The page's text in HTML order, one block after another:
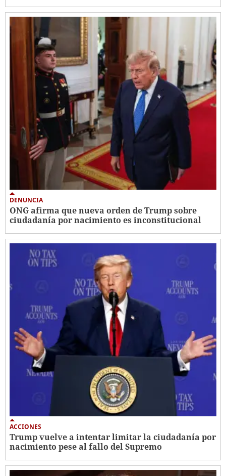
DENUNCIA
ONG afirma que nueva orden de Trump sobre
ciudadanía por nacimiento es inconstitucional
ACCIONES
Trump vuelve a intentar limitar la ciudadanía por
nacimiento pese al fallo del Supremo